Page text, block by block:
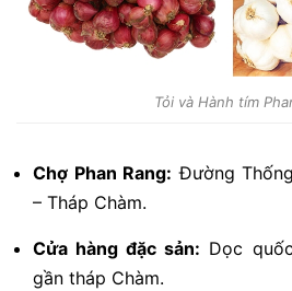
Tỏi và Hành tím
Chợ Phan Rang: Đường
– Tháp Chàm.
Cửa hàng đặc sản: Dọc
gần tháp Chàm.